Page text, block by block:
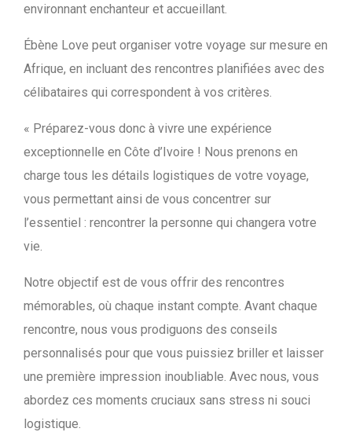
environnant enchanteur et accueillant.
Ébène Love peut organiser votre voyage sur mesure en
Afrique, en incluant des rencontres planifiées avec des
célibataires qui correspondent à vos critères.
« Préparez-vous donc à vivre une expérience
exceptionnelle en Côte d’Ivoire ! Nous prenons en
charge tous les détails logistiques de votre voyage,
vous permettant ainsi de vous concentrer sur
l’essentiel : rencontrer la personne qui changera votre
vie.
Notre objectif est de vous offrir des rencontres
mémorables, où chaque instant compte. Avant chaque
rencontre, nous vous prodiguons des conseils
personnalisés pour que vous puissiez briller et laisser
une première impression inoubliable. Avec nous, vous
abordez ces moments cruciaux sans stress ni souci
logistique.